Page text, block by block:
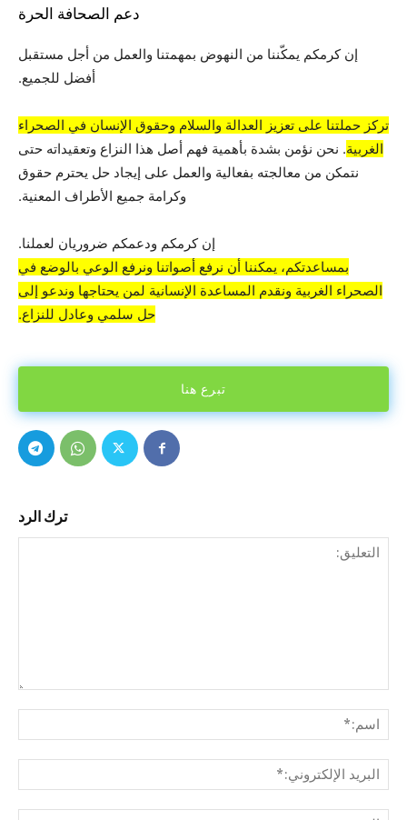
دعم الصحافة الحرة
إن كرمكم يمكّننا من النهوض بمهمتنا والعمل من أجل مستقبل
أفضل للجميع.
تركز حملتنا على تعزيز العدالة والسلام وحقوق الإنسان في الصحراء
الغربية. نحن نؤمن بشدة بأهمية فهم أصل هذا النزاع وتعقيداته حتى
نتمكن من معالجته بفعالية والعمل على إيجاد حل يحترم حقوق
وكرامة جميع الأطراف المعنية.
إن كرمكم ودعمكم ضروريان لعملنا.
بمساعدتكم، يمكننا أن نرفع أصواتنا ونرفع الوعي بالوضع في
الصحراء الغربية ونقدم المساعدة الإنسانية لمن يحتاجها وندعو إلى
حل سلمي وعادل للنزاع.
تبرع هنا
ترك الرد